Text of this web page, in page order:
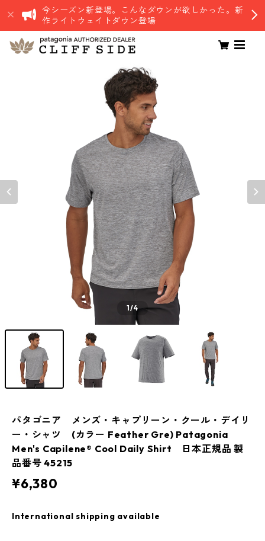
今シーズン新登場。こんなダウンが欲しかった。新
作ライトウェイトダウン登場
1/4
パタゴニア メンズ・キャプリーン・クール・デイリ
ー・シャツ (カラー Feather Gre) Patagonia
Men's Capilene® Cool Daily Shirt 日本正規品 製
品番号 45215
¥6,380
International shipping available